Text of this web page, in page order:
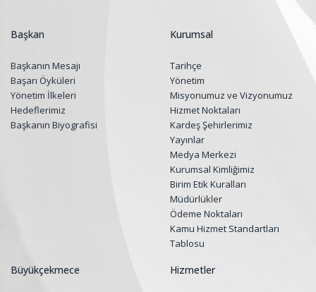
Başkan
Başkanın Mesajı
Başarı Öyküleri
Yönetim İlkeleri
Hedeflerimiz
Başkanın Biyografisi
Kurumsal
Tarihçe
Yönetim
Misyonumuz ve Vizyonumuz
Hizmet Noktaları
Kardeş Şehirlerimiz
Yayınlar
Medya Merkezi
Kurumsal Kimliğimiz
Birim Etik Kuralları
Müdürlükler
Ödeme Noktaları
Kamu Hizmet Standartları
Tablosu
Büyükçekmece Hizmetler